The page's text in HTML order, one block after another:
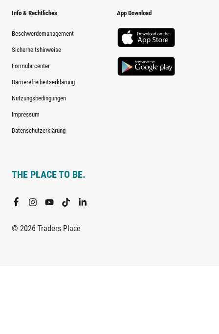
Info & Rechtliches
Beschwerdemanagement
Sicherheitshinweise
Formularcenter
Barrierefreiheitserklärung
Nutzungsbedingungen
Impressum
Datenschutzerklärung
App Download
THE PLACE TO BE.
© 2026 Traders Place